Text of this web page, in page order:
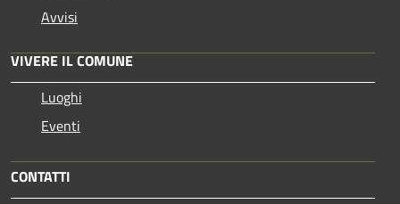
Avvisi
VIVERE IL COMUNE
Luoghi
Eventi
CONTATTI